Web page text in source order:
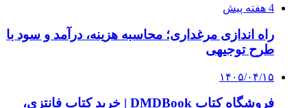
چرا بسیاری از کسب‌وکارها بدون ثبت شرکت
نمی‌توانند با سازمان‌ها و شرکت‌های بزرگ همکاری
کنند؟
پیشنهاد سردبیر